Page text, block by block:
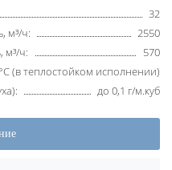
32
м³/ч:
2550
м³/ч:
570
(в теплостойком исполнении)
до 0,1 г/м.куб